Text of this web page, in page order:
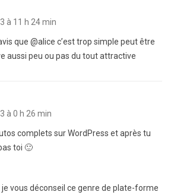
à 11 h 24 min
que @alice c’est trop simple peut être
aussi peu ou pas du tout attractive
à 0 h 26 min
complets sur WordPress et après tu
toi 🙂
vous déconseil ce genre de plate-forme